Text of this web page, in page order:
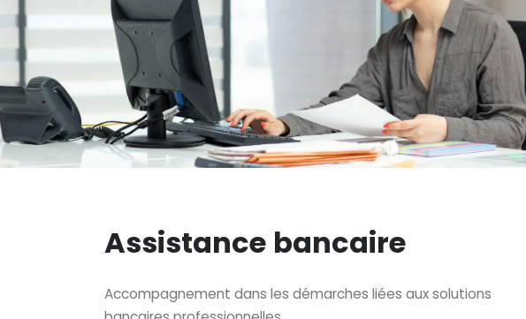
Assistance bancaire
Accompagnement dans les démarches liées aux solutions